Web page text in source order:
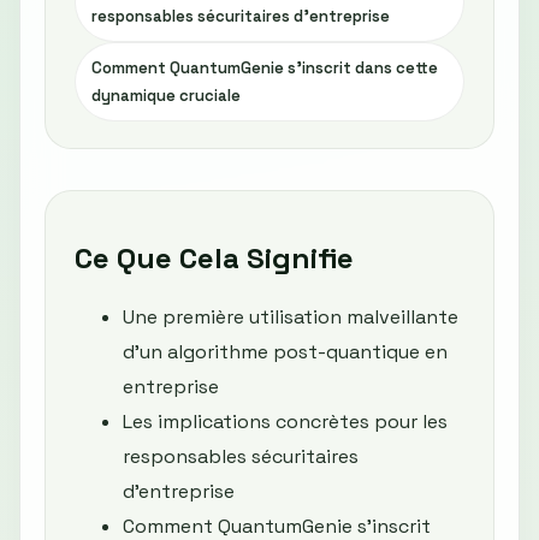
responsables sécuritaires d'entreprise
Comment QuantumGenie s'inscrit dans cette
dynamique cruciale
Ce Que Cela Signifie
Une première utilisation malveillante
d'un algorithme post-quantique en
entreprise
Les implications concrètes pour les
responsables sécuritaires
d'entreprise
Comment QuantumGenie s'inscrit